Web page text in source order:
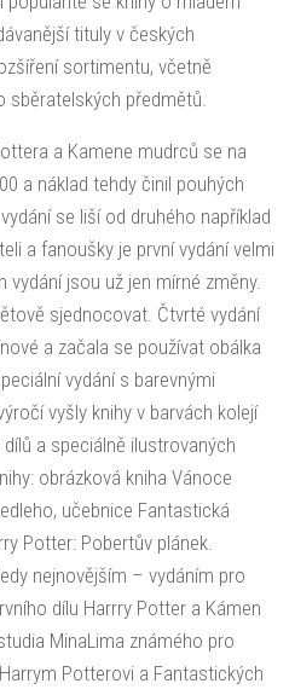
tituly v českých
sortimentu, včetně
sběratelských předmětů.
a Kamene mudrců se na
a náklad tehdy činil pouhých
se liší od druhého například
a fanoušky je první vydání velmi
jsou už jen mírné změny.
sjednocovat. Čtvrté vydání
a začala se používat obálka
vydání s barevnými
vyšly knihy v barvách kolejí
a speciálně ilustrovaných
obrázková kniha Vánoce
učebnice Fantastická
Potter: Pobertův plánek.
nejnovějším – vydáním pro
dílu Harrry Potter a Kámen
MinaLima známého pro
Potterovi a Fantastických